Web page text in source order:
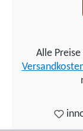
Alle